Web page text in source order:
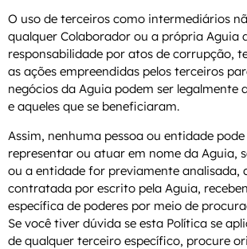
O uso de terceiros como intermediários
qualquer Colaborador ou a própria Aguia
responsabilidade por atos de corrupção,
as ações empreendidas pelos terceiros
negócios da Aguia podem ser legalmente
e aqueles que se beneficiaram.
Assim, nenhuma pessoa ou entidade
representar ou atuar em nome da Aguia,
ou a entidade for previamente analisada,
contratada por escrito pela Aguia,
específica de poderes por meio de
Se você tiver dúvida se esta Política se
de qualquer terceiro específico, procure